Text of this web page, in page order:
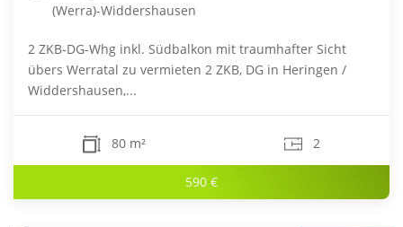
(Werra)-Widdershausen
2 ZKB-DG-Whg inkl. Südbalkon mit traumhafter Sicht
übers Werratal zu vermieten 2 ZKB, DG in Heringen /
Widdershausen,...
80 m² 2
590 €